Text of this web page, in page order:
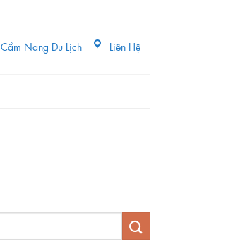
Cẩm Nang Du Lịch Liên Hệ